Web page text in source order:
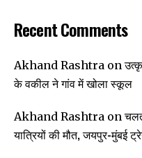
Recent Comments
Akhand Rashtra on
के वकील ने गांव में खोला स्कूल
Akhand Rashtra on
यात्रियों की मौत, जयपुर-मुंबई